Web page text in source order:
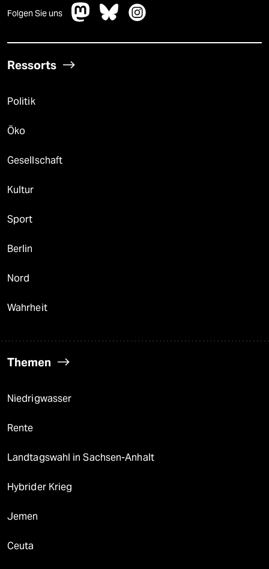
Folgen Sie uns
Ressorts
Politik
Öko
Gesellschaft
Kultur
Sport
Berlin
Nord
Wahrheit
Themen
Niedrigwasser
Rente
Landtagswahl in Sachsen-Anhalt
Hybrider Krieg
Jemen
Ceuta